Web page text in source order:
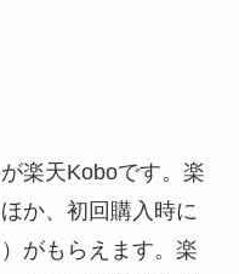
楽天Koboです。楽
か、初回購入時に
がもらえます。楽